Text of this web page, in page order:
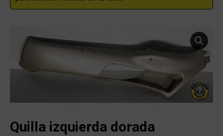
Quilla izquierda dorada